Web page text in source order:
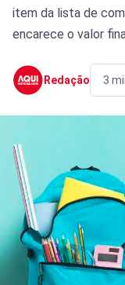
item da lista de
encarece o valor
Redação 3